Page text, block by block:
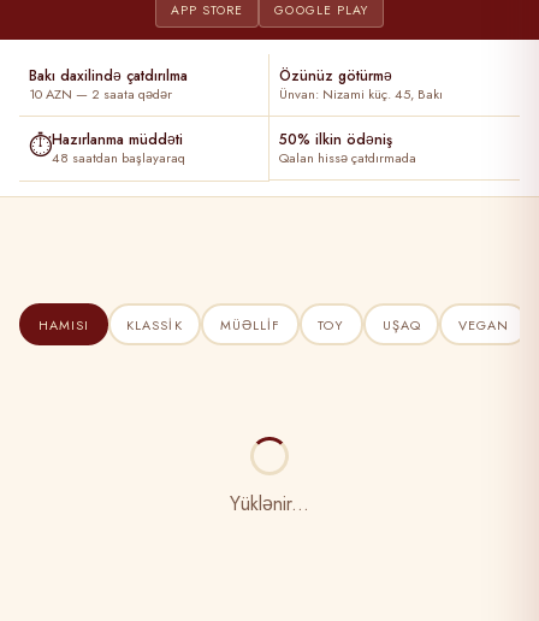
APP STORE GOOGLE PLAY
Bakı daxilində çatdırılma
10 AZN — 2 saata qədər
Özünüz götürmə
Ünvan: Nizami küç. 45, Bakı
⏱Hazırlanma müddəti
48 saatdan başlayaraq
50% ilkin ödəniş
Qalan hissə çatdırmada
HAMISI KLASSIK MÜƏLLIF TOY UŞAQ VEGAN
Yüklənir...